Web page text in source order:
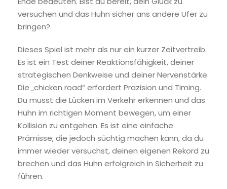
versuchen und das Huhn sicher ans andere Ufer zu
bringen?
Dieses Spiel ist mehr als nur ein kurzer Zeitvertreib.
Es ist ein Test deiner Reaktionsfähigkeit, deiner
strategischen Denkweise und deiner Nervenstärke.
Die „chicken road“ erfordert Präzision und Timing.
Du musst die Lücken im Verkehr erkennen und das
Huhn im richtigen Moment bewegen, um einer
Kollision zu entgehen. Es ist eine einfache
Prämisse, die jedoch süchtig machen kann, da du
immer wieder versuchst, deinen eigenen Rekord zu
brechen und das Huhn erfolgreich in Sicherheit zu
führen.